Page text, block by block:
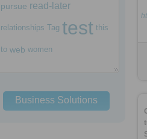
pursue read-later
relationships Tag test this
to web women
Business Solutions